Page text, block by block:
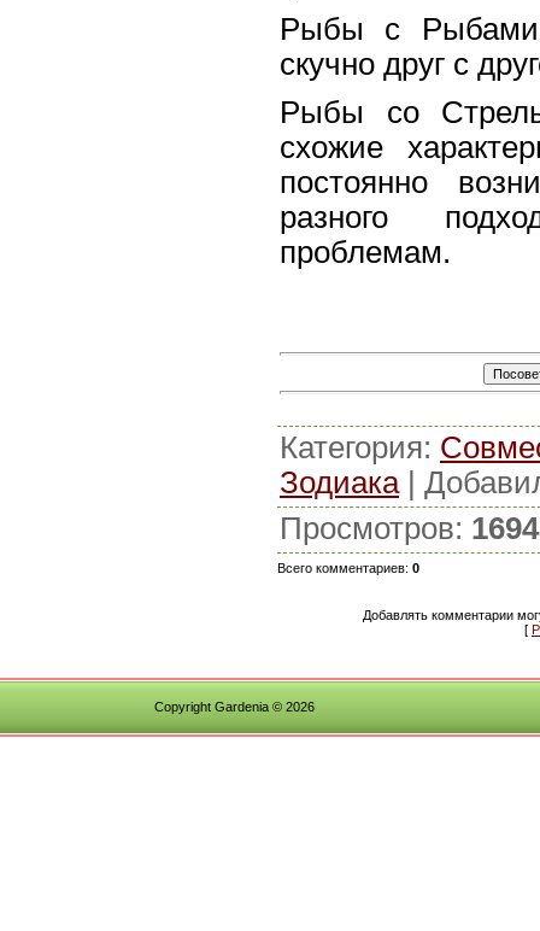
Рыбы с
скучно друг с
Рыбы со
схожие
постоянно
разного
проблемам.
Категория:
Зодиака|
Просмотров: 1694
Всего комментариев: 0
Добавлять комментарии
[
Copyright Gardenia © 2026